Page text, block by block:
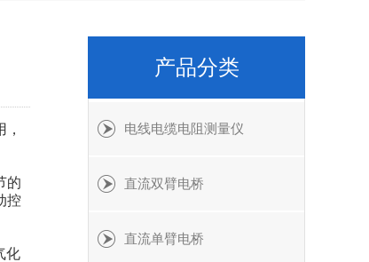
的
控
化
产品分类
电线电缆电阻测量仪
直流双臂电桥
直流单臂电桥